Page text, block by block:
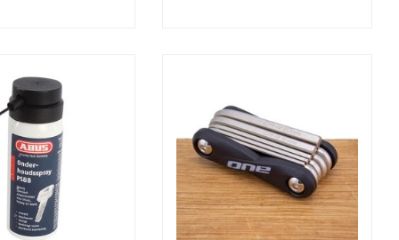
zijn; direct of indirect bij de
bij de verschillende